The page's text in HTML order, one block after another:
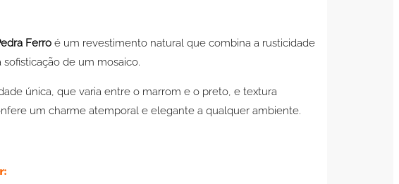
Ferro é um revestimento natural que combina a rusticidade
sofisticação de um mosaico.
única, que varia entre o marrom e o preto, e textura
um charme atemporal e elegante a qualquer ambiente.